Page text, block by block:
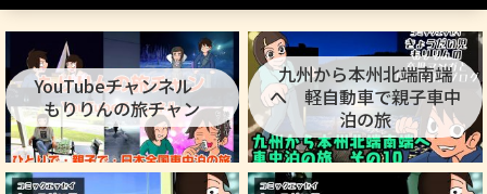
YouTubeチャンネル
もりりんの旅チャン
九州から本州北端南端
へ 軽自動車で親子車中
泊の旅